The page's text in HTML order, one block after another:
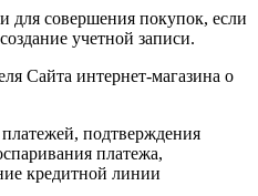
для совершения покупок, если
учетной записи.
Сайта интернет-магазина о
подтверждения
платежа,
кредитной линии